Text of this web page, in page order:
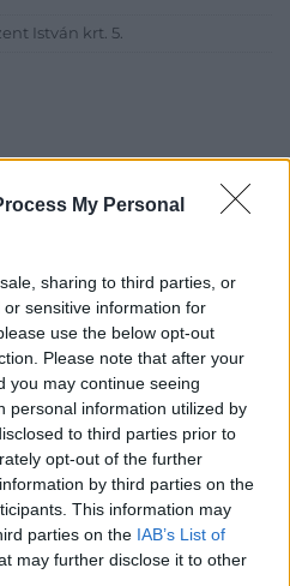
My Personal
sharing to third parties, or
sensitive information for
use the below opt-out
Please note that after your
you may continue seeing
personal information utilized by
to third parties prior to
opt-out of the further
by third parties on the
This information may
parties on the IAB’s List of
may further disclose it to other
István krt. 5.
Telefon: +36 1 269 3148 +36 1 269
2219
Weboldal:
http://www.kieselbach.hu
a 19. és 20. századi modern
korok régi mesterei, de
fotográfiával és kortárs
aukcióján tízezernél több
kép szerepelt a Galéria
művészettörténész, a Galéria